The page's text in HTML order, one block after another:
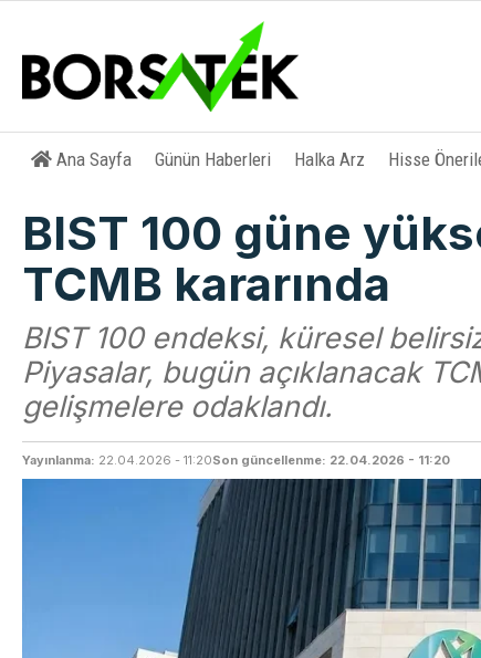
Ana Sayfa Günün Haberleri Halka Arz Hisse
BIST 100 güne
TCMB kararında
BIST 100 endeksi, küresel
Piyasalar, bugün açıklanacak
gelişmelere odaklandı.
Yayınlanma: 22.04.2026 - 11:20Son güncellenme: 22.04.2026 - 11:20